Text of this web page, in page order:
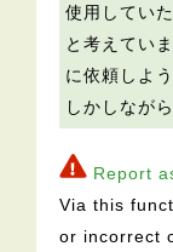
使用してい
と考えてい
に依頼しよ
しかしなが
Report
Via this
or incorrect